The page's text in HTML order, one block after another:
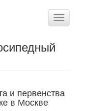
Toggle
и первенства
в Москве